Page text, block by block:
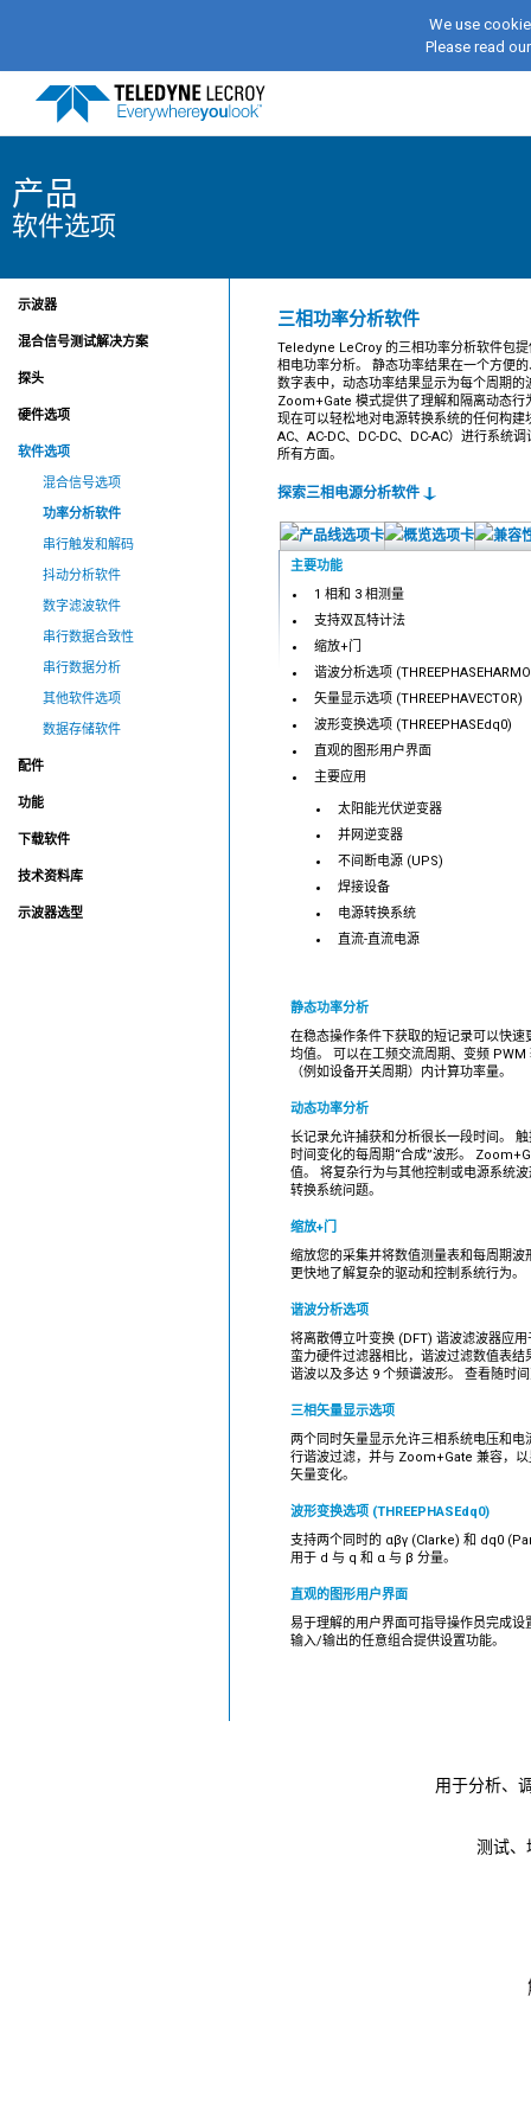
We use
Please read
产品
软件选项
三相功率分析软件
Teledyne LeCroy 的三相功率分析软件包
相电功率分析。 静态功率结果在一个方便
数字表中，动态功率结果显示为每个周期的
Zoom+Gate 模式提供了理解和隔离动态行
现在可以轻松地对电源转换系统的任何构建
AC、AC-DC、DC-DC、DC-AC）进行系统
所有方面。
探索三相电源分析软件
主要功能
1 相和 3 相测量
支持双瓦特计法
缩放+门
谐波分析选项
矢量显示选项 (THREEPHAVECTOR)
波形变换选项 (THREEPHASEdq0)
直观的图形用户界面
主要应用
太阳能光伏逆变器
并网逆变器
不间断电源 (UPS)
焊接设备
电源转换系统
直流-直流电源
静态功率分析
在稳态操作条件下获取的短记录可以快
均值。 可以在工频交流周期、变频
（例如设备开关周期）内计算功率量。
动态功率分析
长记录允许捕获和分析很长一段时间。
时间变化的每周期“合成”波形。
值。 将复杂行为与其他控制或电源系统
转换系统问题。
缩放+门
缩放您的采集并将数值测量表和每周期
更快地了解复杂的驱动和控制系统行为。
谐波分析选项
将离散傅立叶变换 (DFT) 谐波滤波器应
蛮力硬件过滤器相比，谐波过滤数值表
谐波以及多达 9 个频谱波形。 查看随时
三相矢量显示选项
两个同时矢量显示允许三相系统电压和
行谐波过滤，并与 Zoom+Gate 兼容，
矢量变化。
波形变换选项 (THREEPHASEdq0)
支持两个同时的 αβγ (Clarke) 和 dq0
用于 d 与 q 和 α 与 β 分量。
直观的图形用户界面
易于理解的用户界面可指导操作员完成
输入/输出的任意组合提供设置功能。
示波器
混合信号测试解决方案
探头
硬件选项
软件选项
混合信号选项
功率分析软件
串行触发和解码
抖动分析软件
数字滤波软件
串行数据合致性
串行数据分析
其他软件选项
数据存储软件
配件
功能
下载软件
技术资料库
示波器选型
用于分析、
测试、